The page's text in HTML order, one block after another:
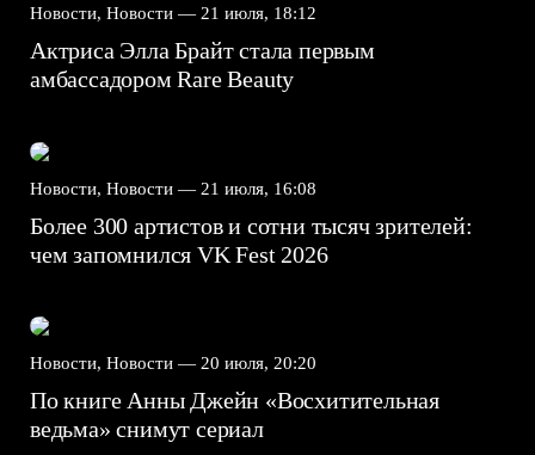
Новости, Новости — 21 июля, 18:12
Актриса Элла Брайт стала первым
амбассадором Rare Beauty
Новости, Новости — 21 июля, 16:08
Более 300 артистов и сотни тысяч зрителей:
чем запомнился VK Fest 2026
Новости, Новости — 20 июля, 20:20
По книге Анны Джейн «Восхитительная
ведьма» снимут сериал